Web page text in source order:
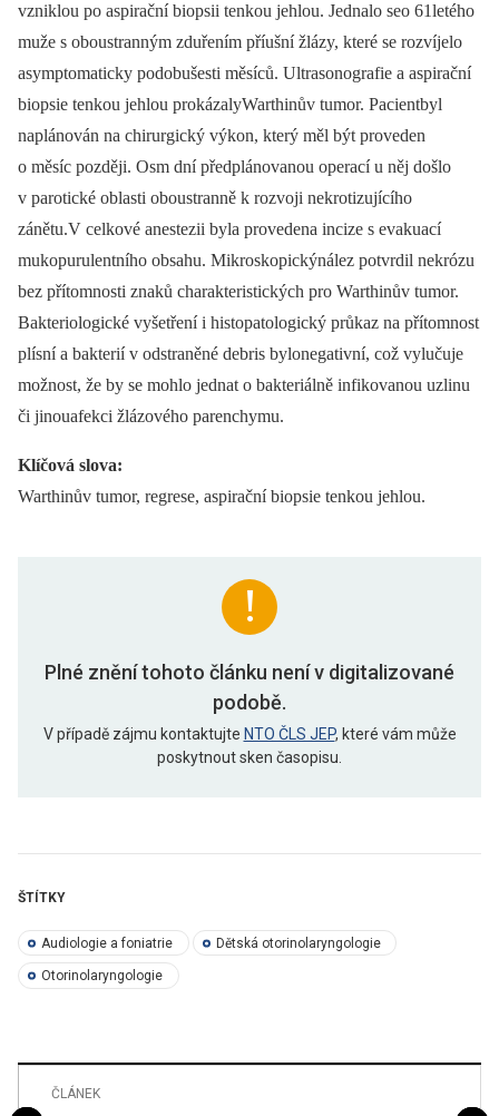
vzniklou po aspirační biopsii tenkou jehlou. Jednalo seo 61letého
muže s oboustranným zduřením příušní žlázy, které se rozvíjelo
asymptomaticky podobušesti měsíců. Ultrasonografie a aspirační
biopsie tenkou jehlou prokázalyWarthinův tumor. Pacientbyl
naplánován na chirurgický výkon, který měl být proveden
o měsíc později. Osm dní předplánovanou operací u něj došlo
v parotické oblasti oboustranně k rozvoji nekrotizujícího
zánětu.V celkové anestezii byla provedena incize s evakuací
mukopurulentního obsahu. Mikroskopickýnález potvrdil nekrózu
bez přítomnosti znaků charakteristických pro Warthinův tumor.
Bakteriologické vyšetření i histopatologický průkaz na přítomnost
plísní a bakterií v odstraněné debris bylonegativní, což vylučuje
možnost, že by se mohlo jednat o bakteriálně infikovanou uzlinu
či jinouafekci žlázového parenchymu.
Klíčová slova:
Warthinův tumor, regrese, aspirační biopsie tenkou jehlou.
Plné znění tohoto článku není v digitalizované
podobě.
V případě zájmu kontaktujte NTO ČLS JEP, které vám může
poskytnout sken časopisu.
ŠTÍTKY
Audiologie a foniatrie Dětská otorinolaryngologie
Otorinolaryngologie
ČLÁNEK